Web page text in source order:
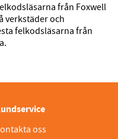
från Foxwell
verkstäder och
felkodsläsarna från
oss